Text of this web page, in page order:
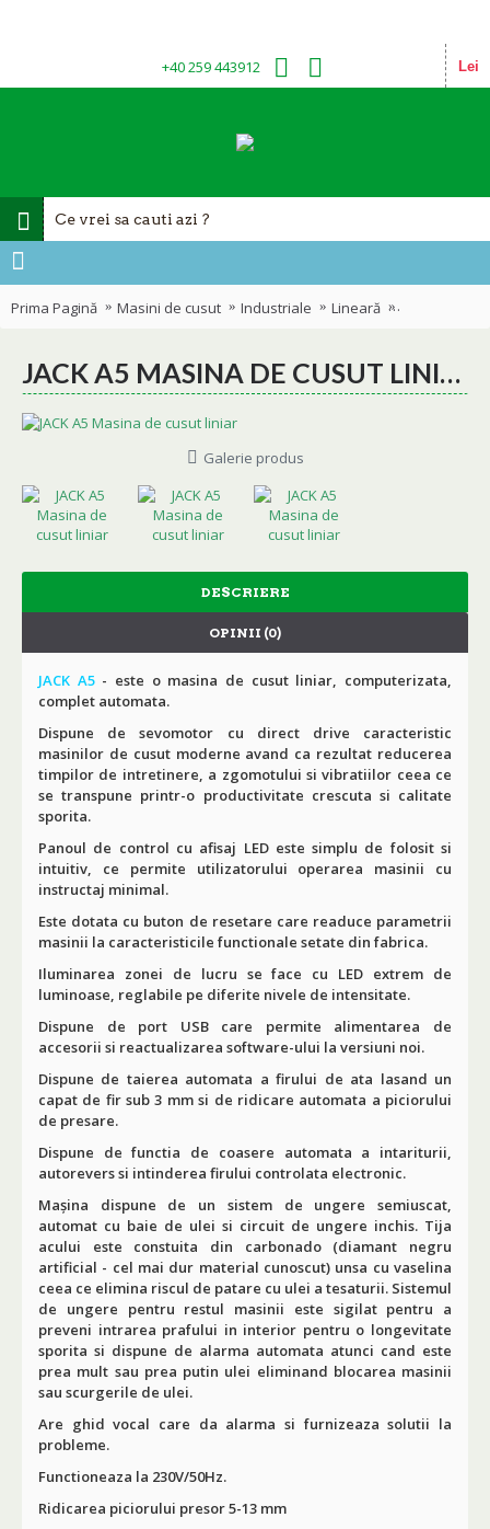
Lei
+40 259 443912
Prima Pagină Masini de cusut Industriale Lineară
JACK A5 MASINA DE CUSUT LINIAR
Galerie produs
DESCRIERE
OPINII (0)
JACK A5- este o masina de cusut liniar, computerizata,
complet automata.
Dispune de sevomotor cu direct drive caracteristic
masinilor de cusut moderne avand ca rezultat reducerea
timpilor de intretinere, a zgomotului si vibratiilor ceea ce
se transpune printr-o productivitate crescuta si calitate
sporita.
Panoul de control cu afisaj LED este simplu de folosit si
intuitiv, ce permite utilizatorului operarea masinii cu
instructaj minimal.
Este dotata cu buton de resetare care readuce parametrii
masinii la caracteristicile functionale setate din fabrica.
Iluminarea zonei de lucru se face cu LED extrem de
luminoase, reglabile pe diferite nivele de intensitate.
Dispune de port USB care permite alimentarea de
accesorii si reactualizarea software-ului la versiuni noi.
Dispune de taierea automata a firului de ata lasand un
capat de fir sub 3 mm si de ridicare automata a piciorului
de presare.
Dispune de functia de coasere automata a intariturii,
autorevers si intinderea firului controlata electronic.
Mașina dispune de un sistem de ungere semiuscat,
automat cu baie de ulei si circuit de ungere inchis. Tija
acului este constuita din carbonado(diamant negru
artificial - cel mai dur material cunoscut) unsa cu vaselina
ceea ce elimina riscul de patare cu ulei a tesaturii. Sistemul
de ungere pentru restul masinii este sigilat pentru a
preveni intrarea prafului in interior pentru o longevitate
sporita si dispune de alarma automata atunci cand este
prea mult sau prea putin ulei eliminand blocarea masinii
sau scurgerile de ulei.
Are ghid vocal care da alarma si furnizeaza solutii la
probleme.
Functioneaza la 230V/50Hz.
Ridicarea piciorului presor 5-13 mm